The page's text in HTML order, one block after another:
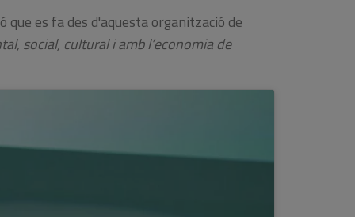
es fa des d'aquesta organització de
social, cultural i amb l’economia de